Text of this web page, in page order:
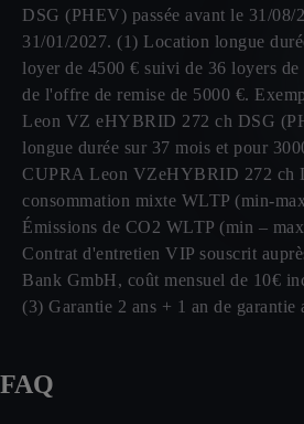
DSG (PHEV) passée avant le 31/08/
31/01/2027. (1) Location longue
loyer de 4500 € suivi de 36 loyers
de l'offre de remise de 5000 €.
Leon VZ eHYBRID 272 ch DSG
longue durée sur 37 mois et pour
CUPRA Leon VZeHYBRID 272 ch
consommation mixte WLTP (min-
Émissions de CO2 WLTP (min –
Contrat d'entretien VIP souscrit
Bank GmbH, coût mensuel de 10€
(3) Garantie 2 ans + 1 an de garantie
FAQ